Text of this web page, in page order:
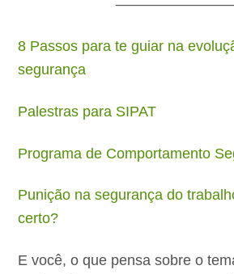
8 Passos para te guiar na
segurança
Palestras para SIPAT
Programa de Comportamento
Punição na segurança do
certo?
E você, o que pensa sobre o